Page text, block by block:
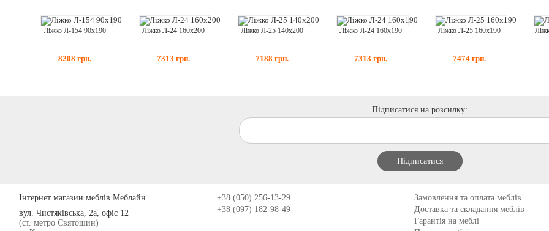
Ліжко Л-154 90x190
8208 грн.
Ліжко Л-24 160x200
7313 грн.
Ліжко Л-25 140x200
7188 грн.
Ліжко Л-24 160x190
7313 грн.
Ліжко Л-25 160x190
7474 грн.
Підписатися на розсилку:
Інтернет магазин меблів Меблайн
вул. Чистяківська, 2а, офіс 12
(ст. метро Святошин)
+38 (050) 256-13-29
+38 (097) 182-98-49
Замовлення та оплата меблів
Доставка та складання меблів
Гарантія на меблі